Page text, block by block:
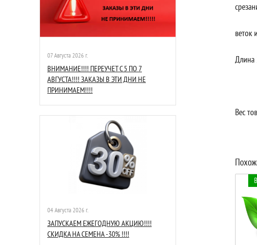
07 Августа 2026 г.
ВНИМАНИЕ!!!! ПЕРЕУЧЕТ С 5 ПО 7
АВГУСТА!!!! ЗАКАЗЫ В ЭТИ ДНИ НЕ
ПРИНИМАЕМ!!!!
04 Августа 2026 г.
ЗАПУСКАЕМ ЕЖЕГОДНУЮ АКЦИЮ!!!!
СКИДКА НА СЕМЕНА -30% !!!!
веток
Длина
Вес